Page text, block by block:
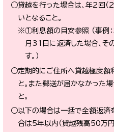
○貸越を行った場合は、年2回（
いとなること。
※①利息額の目安参照 （事例
月31日に返済した場合、そ
す。）
○定期的にご住所へ貸越極度額
と。また郵送が届かなかった
と。
○以下の場合は一括で全額返済
合は5年以内（貸越残高50万